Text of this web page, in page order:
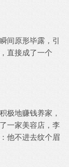
间原形毕露，引
直接成了一个
极地赚钱养家，
一家美容店，李
他不进去纹个眉